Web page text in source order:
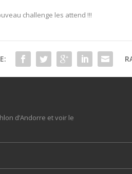
challenge les attend !!!
d’Andorre et voir le